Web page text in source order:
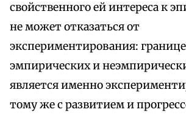
свойственного ей интереса к
не может отказаться от
экспериментирования:
эмпирических и
является именно
тому же с развитием и